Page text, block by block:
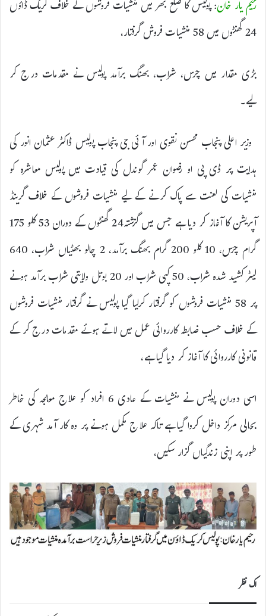
رحیم یار خان: پولیس کا ضلع بھر میں منشیات فروشوں کے خلاف کریک ڈاؤں
24 گھنٹوں میں 58 منشیات فروش گرفتار،
بڑی مقدار میں چرس، شراب، بھنگ برآمد پولیس نے مقدمات درج کر
لیے۔
وزیر اعلی پنجاب محسن نقوی اور آئی جی پنجاب پولیس ڈاکٹر عثمان انور کی
ہدایت پر ڈی پی او رضوان عمر گوندل کی قیادت میں پولیس معاشرہ کو
منشیات کی لعنت سے پاک کرنے کے لیے منشیات فروشوں کے خلاف گرینڈ
آپریشن کا آغاز کر دیا ہے جس میں گزشتہ24 گھنٹوں کے دوران 53 کلو 175
گرام چرس، 10 کلو 200 گرام بھنگ برآمد، 2 چالو بھٹیاں شراب، 640
لیٹر کشید شدہ شراب، 50 کپی شراب اور 20 بوتل ولایتی شراب برآمد ہونے
پر 58 منشیات فروشوں کو گرفتار کرلیا گیا پولیس نے گرفتار منشیات فروشوں
کے خلاف حسب ضابطہ کارروائی عمل میں لاتے ہوئے مقدمات درج کر کے
قانونی کارروائی کا آغاز کر دیا گیا ہے،
اسی دوران پولیس نے منشیات کے عادی 6 افراد کو علاج معالجہ کی خاطر
بحالی مرکز داخل کروا گیا ہے تاکہ علاج مکمل ہونے پر وہ کار آمد شہری کے
طور پر اپنی زندگیاں گزار سکیں،
اک نظر